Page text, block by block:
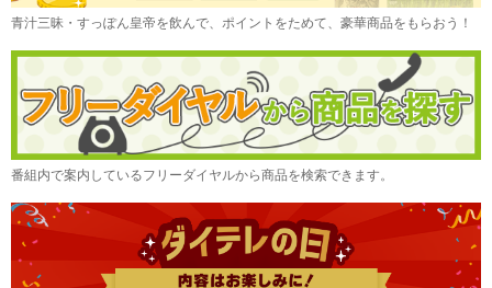
青汁三昧・すっぽん皇帝を飲んで、ポイントをためて、豪華商品をもらおう！
番組内で案内しているフリーダイヤルから商品を検索できます。